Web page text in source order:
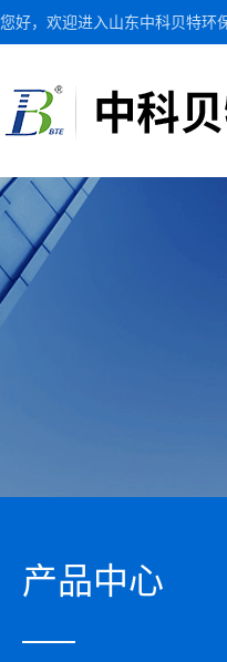
您好，欢迎进入山东中科贝特环
产品中心